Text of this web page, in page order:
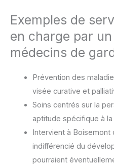
Exemples de
en charge par
médecins de
Prévention des
visée curative et
Soins centrés sur la
aptitude spécifique à
Intervient à Boisemont
indifférencié du
pourraient